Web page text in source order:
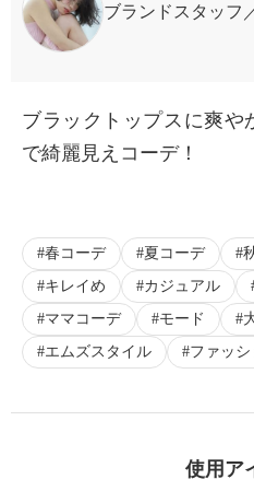
ブランドスタッフ
ブラックトップスに爽や
で綺麗見えコーデ！
春コーデ 夏コーデ
キレイめ
カジュアル
ママコーデ
モード
エムズスタイル
ファッシ
使用ア